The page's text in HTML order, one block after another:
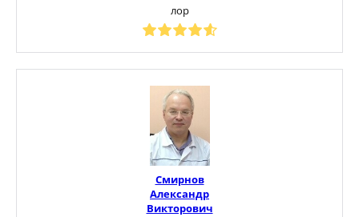
лор
Смирнов
Александр
Викторович